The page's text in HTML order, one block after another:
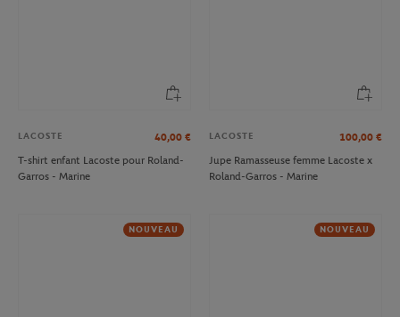
LACOSTE 40,00 €
T-shirt enfant Lacoste pour Roland-
Garros - Marine
LACOSTE 100,00 €
Jupe Ramasseuse femme Lacoste x
Roland-Garros - Marine
NOUVEAU NOUVEAU